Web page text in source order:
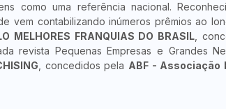
como uma referência nacional.
vem contabilizando inúmeros prêmios ao
MELHORES FRANQUIAS DO BRASIL ,
revista Pequenas Empresas e Grandes
, concedidos pela ABF - Associação